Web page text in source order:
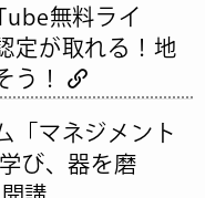
無料ライ
定が取れる！地
う！
「マネジメント
び、器を磨